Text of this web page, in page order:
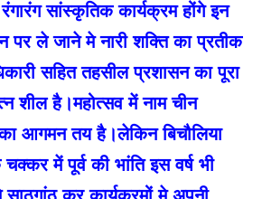
सांस्कृतिक कार्यक्रम होंगे इन
पर ले जाने मे नारी शक्ति का प्रतीक
सहित तहसील प्रशासन का पूरा
शील है।महोत्सव में नाम चीन
आगमन तय है।लेकिन बिचौलिया
में पूर्व की भांति इस वर्ष भी